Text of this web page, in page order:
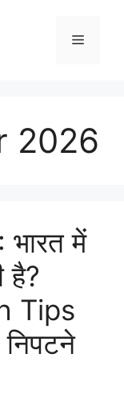
Menu
2026
में
है?
Tips